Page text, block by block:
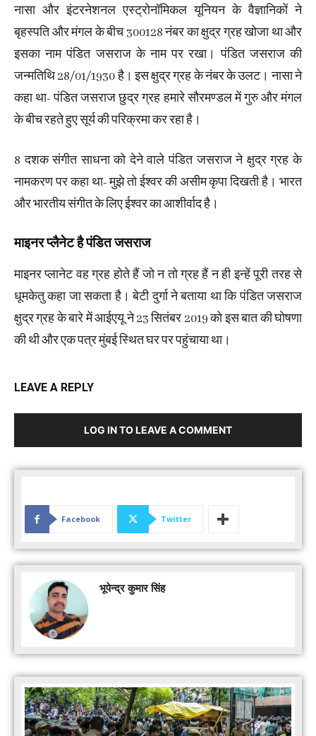
नासा और इंटरनेशनल एस्ट्रोनॉमिकल यूनियन के वैज्ञानिकों ने
बृहस्पति और मंगल के बीच 300128 नंबर का क्षुद्र ग्रह खोजा था और
इसका नाम पंडित जसराज के नाम पर रखा। पंडित जसराज की
जन्मतिथि 28/01/1930 है। इस क्षुद्र ग्रह के नंबर के उलट। नासा ने
कहा था- पंडित जसराज छुद्र ग्रह हमारे सौरमण्डल में गुरु और मंगल
के बीच रहते हुए सूर्य की परिक्रमा कर रहा है।
8 दशक संगीत साधना को देने वाले पंडित जसराज ने क्षुद्र ग्रह के
नामकरण पर कहा था- मुझे तो ईश्वर की असीम कृपा दिखती है। भारत
और भारतीय संगीत के लिए ईश्वर का आशीर्वाद है।
माइनर प्लैनेट है पंडित जसराज
माइनर प्लानेट वह ग्रह होते हैं जो न तो ग्रह हैं न ही इन्हें पूरी तरह से
धूमकेतु कहा जा सकता है। बेटी दुर्गा ने बताया था कि पंडित जसराज
क्षुद्र ग्रह के बारे में आईएयू ने 23 सितंबर 2019 को इस बात की घोषणा
की थी और एक पत्र मुंबई स्थित घर पर पहुंचाया था।
LEAVE A REPLY
LOG IN TO LEAVE A COMMENT
Facebook Twitter
भूपेन्द्र कुमार सिंह